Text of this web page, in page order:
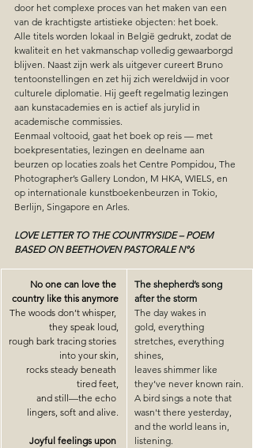
door het complexe proces van het maken van een
van de krachtigste artistieke objecten: het boek.
Alle titels worden lokaal in België gedrukt, zodat de
kwaliteit en het vakmanschap volledig gewaarborgd
blijven. Naast zijn werk als uitgever cureert Bruno
tentoonstellingen en zet hij zich wereldwijd in voor
culturele diplomatie. Hij geeft regelmatig lezingen
aan kunstacademies en is actief als jurylid in
academische commissies.
Eenmaal voltooid, gaat het boek op reis — met
boekpresentaties, lezingen en deelname aan
beurzen op locaties zoals het Centre Pompidou, The
Photographer’s Gallery London, M HKA, WIELS, en
op internationale kunstboekenbeurzen in Tokio,
Berlijn, Singapore en Arles.
LOVE LETTER TO THE COUNTRYSIDE – POEM
BASED ON BEETHOVEN PASTORALE N°6
No one can love the
country like this anymore
The woods don’t whisper,
they speak loud,
rough bark tracing stories
into your skin,
rocks steady beneath
tired feet,
and still—the echo
lingers, soft and alive.
Joyful feelings upon
The shepherd’s song
after the storm
The day wakes in
gold, everything
stretches, everything
shines,
leaves shimmer like
they’ve never known rain.
A bird sings a note that
wasn't there yesterday,
and the world leans in,
listening.